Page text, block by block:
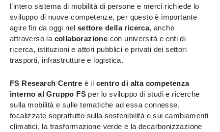
l’intero sistema di mobilità di persone e merci richiede lo
sviluppo di nuove competenze, per questo è importante
agire fin da oggi nel settore della ricerca, anche
attraverso la collaborazione con università e enti di
ricerca, istituzioni e attori pubblici e privati dei settori
trasporti, infrastrutture e logistica.
FS Research Centre è il centro di alta competenza
interno al Gruppo FS per lo sviluppo di studi e ricerche
sulla mobilità e sulle tematiche ad essa connesse,
focalizzate soprattutto sulla sostenibilità e sui cambiamenti
climatici, la trasformazione verde e la decarbonizzazione